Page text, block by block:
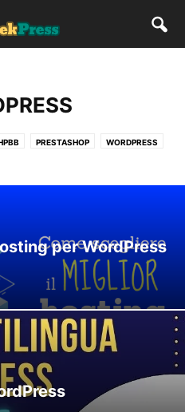
PRESTASHOP WORDPRESS
per WordPress